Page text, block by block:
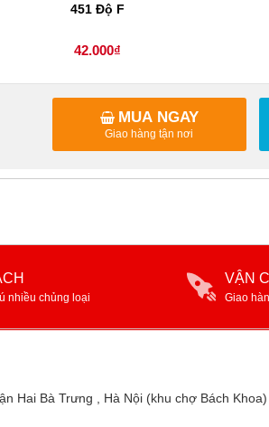
451 Độ F
42.000₫
MUA NGAY
Giao hàng tận nơi
nhiều chủng loại
VẬN
Giao
Hai Bà Trưng , Hà Nội (khu chợ Bách Khoa)